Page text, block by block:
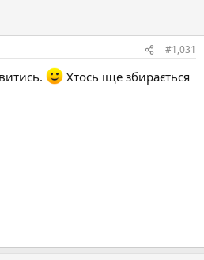
#1,031
Хтось іще збирається